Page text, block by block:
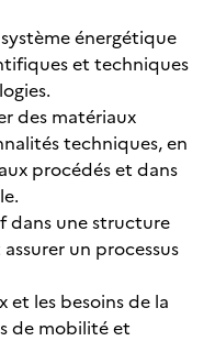
énergétique
et techniques
des matériaux
techniques, en
procédés et dans
dans une structure
un processus
et les besoins de la
de mobilité et